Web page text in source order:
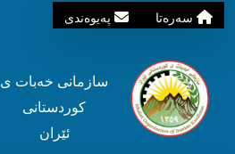
سه‌ره‌تا په‌یوه‌ندی
سازمانی خه‌بات ی
کوردستانی
ئێران